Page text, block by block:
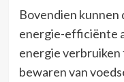
Bovendien kunnen
energie-efficiënte
energie verbruiken
bewaren van